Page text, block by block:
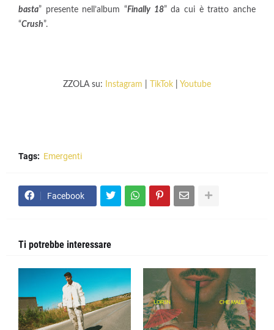
basta” presente nell’album “Finally 18” da cui è tratto anche
“Crush”.
ZZOLA su: Instagram TikTok Youtube
Tags: Emergenti
Facebook
Ti potrebbe interessare